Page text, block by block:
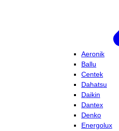
Aeronik
Ballu
Centek
Dahatsu
Daikin
Dantex
Denko
Energolux